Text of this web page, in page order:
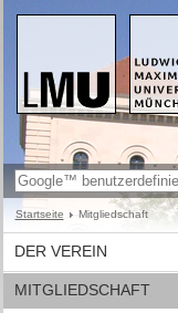
Startseite Mitgliedschaft
DER VEREIN
MITGLIEDSCHAFT